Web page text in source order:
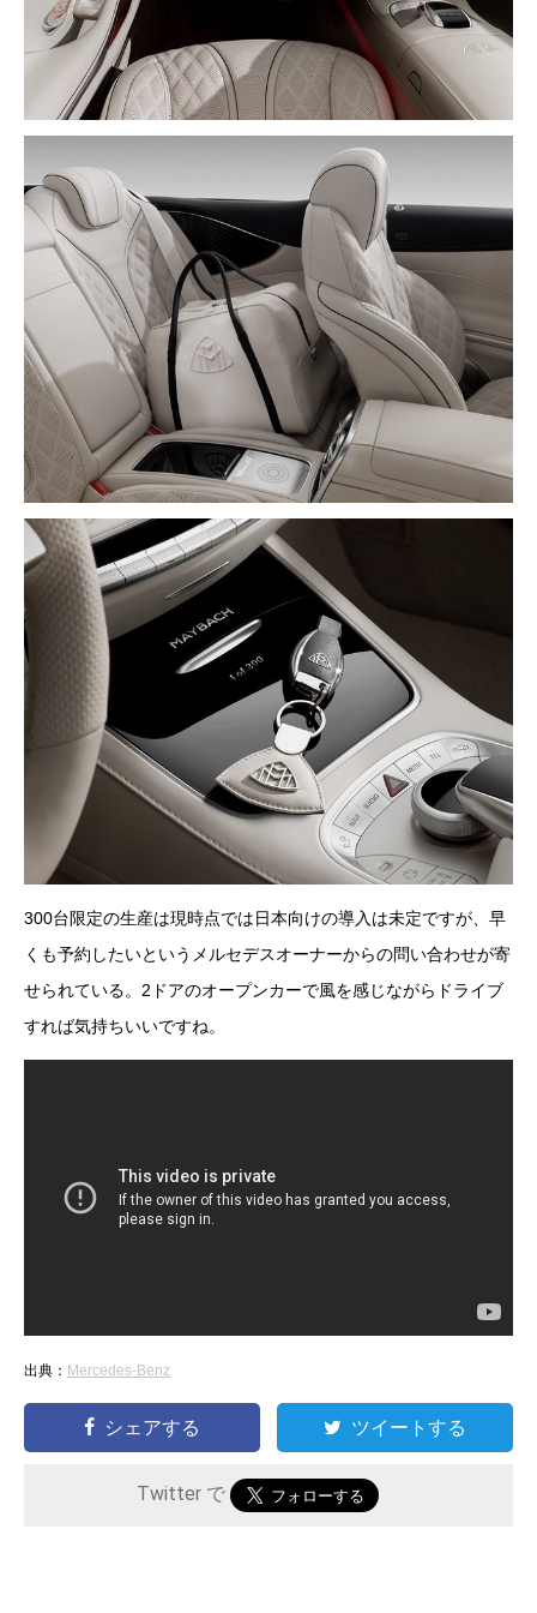
300台限定の生産は現時点では日本向けの導入は未定ですが、早
くも予約したいというメルセデスオーナーからの問い合わせが寄
せられている。2ドアのオープンカーで風を感じながらドライブ
すれば気持ちいいですね。
出典： Mercedes-Benz
シェアする ツイートする
Twitter で